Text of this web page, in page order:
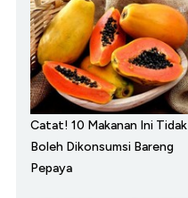
Catat! 10 Makanan Ini Tidak
Boleh Dikonsumsi Bareng
Pepaya